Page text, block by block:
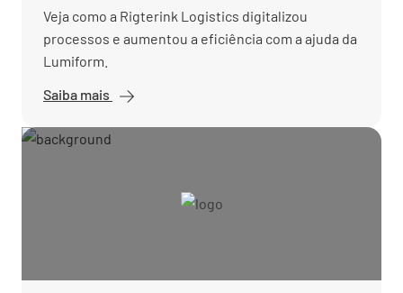
Veja como a Rigterink Logistics digitalizou
processos e aumentou a eficiência com a ajuda da
Lumiform.
Saiba mais